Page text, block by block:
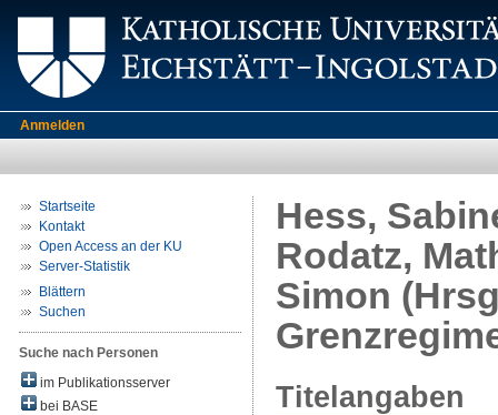
Anmelden
Startseite
Kontakt
Open Access an der KU
Server-Statistik
Blättern
Suchen
Suche nach Personen
im Publikationsserver
bei BASE
Hess,
Rodatz,
Simon
Titelangaben